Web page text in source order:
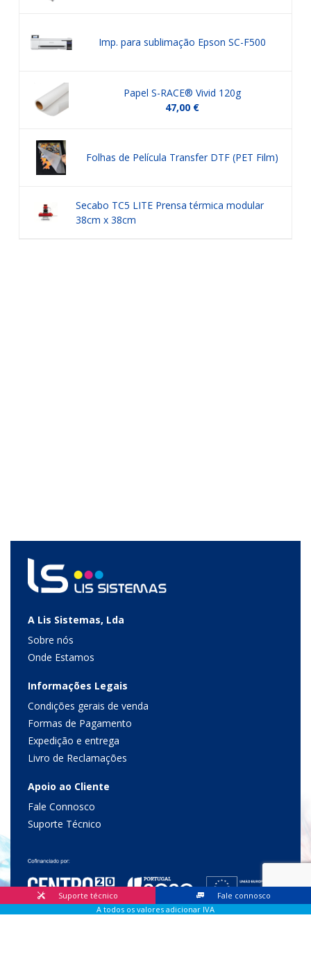
Imp. para sublimação Epson SC-F500
Papel S-RACE® Vivid 120g
47,00 €
Folhas de Película Transfer DTF (PET Film)
Secabo TC5 LITE Prensa térmica modular
38cm x 38cm
A Lis Sistemas, Lda
Sobre nós
Onde Estamos
Informações Legais
Condições gerais de venda
Formas de Pagamento
Expedição e entrega
Livro de Reclamações
Apoio ao Cliente
Fale Connosco
Suporte Técnico
Suporte técnico
Fale connosco
A todos os valores adicionar IVA